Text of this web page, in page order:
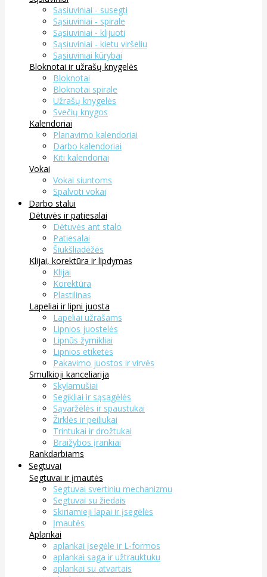
Sąsiuviniai - susegti
Sąsiuviniai - spirale
Sąsiuviniai - klijuoti
Sąsiuviniai - kietu viršeliu
Sąsiuviniai kūrybai
Bloknotai ir užrašų knygelės
Bloknotai
Bloknotai spirale
Užrašų knygelės
Svečių knygos
Kalendoriai
Planavimo kalendoriai
Darbo kalendoriai
Kiti kalendoriai
Vokai
Vokai siuntoms
Spalvoti vokai
Darbo stalui
Dėtuvės ir patiesalai
Dėtuvės ant stalo
Patiesalai
Šiukšliadėžės
Klijai, korektūra ir lipdymas
Klijai
Korektūra
Plastilinas
Lapeliai ir lipni juosta
Lapeliai užrašams
Lipnios juostelės
Lipnūs žymikliai
Lipnios etiketės
Pakavimo juostos ir virvės
Smulkioji kanceliarija
Skylamušiai
Segikliai ir sąsagėlės
Sąvaržėlės ir spaustukai
Žirklės ir peiliukai
Trintukai ir drožtukai
Braižybos įrankiai
Rankdarbiams
Segtuvai
Segtuvai ir įmautės
Segtuvai svertiniu mechanizmu
Segtuvai su žiedais
Skiriamieji lapai ir įsegėlės
Įmautės
Aplankai
aplankai įsegėle ir L-formos
aplankai saga ir užtrauktuku
aplankai su atvartais